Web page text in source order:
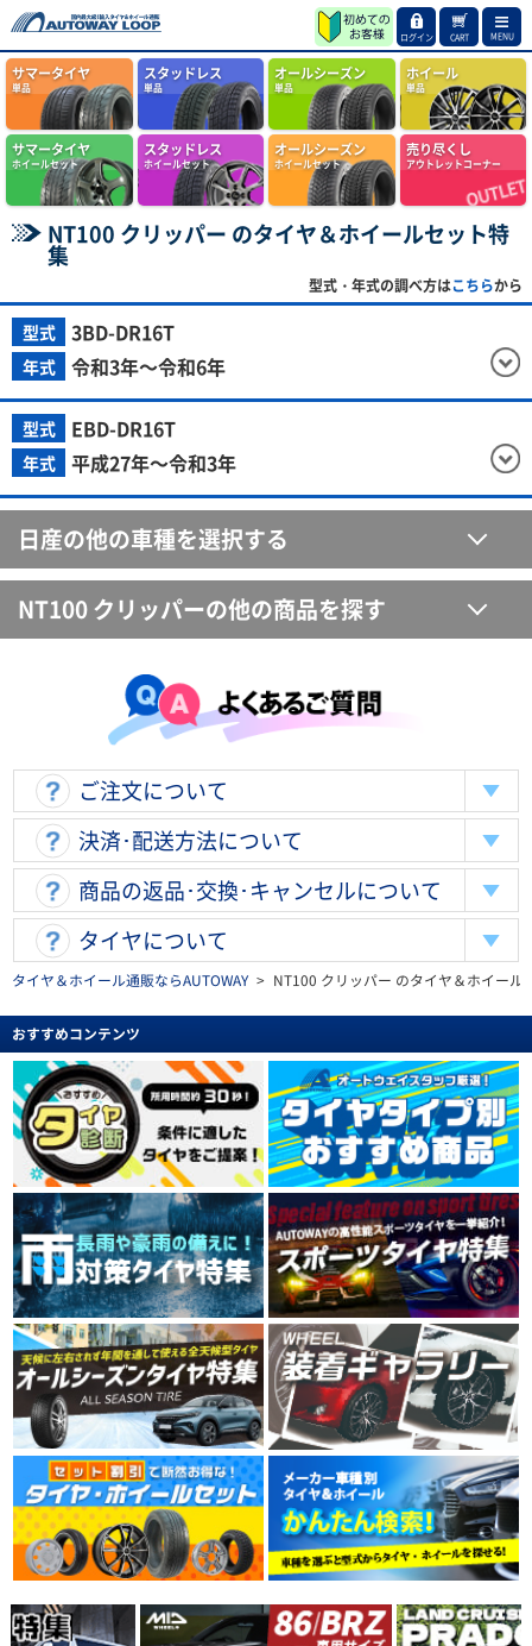
ログイン CART MENU
サマータイヤ
単品
スタッドレス
単品
オールシーズン
単品
ホイール
単品
サマータイヤ
ホイールセット
スタッドレス
ホイールセット
オールシーズン
ホイールセット
売り尽くし
アウトレットコーナー
NT100 クリッパー のタイヤ＆ホイールセット特
集
型式・年式の調べ方はこちらから
型式 3BD-DR16T
年式 令和3年～令和6年
型式 EBD-DR16T
年式 平成27年～令和3年
日産の他の車種を選択する
NT100 クリッパーの他の商品を探す
ご注文について
決済･配送方法について
商品の返品･交換･キャンセルについて
タイヤについて
タイヤ＆ホイール通販ならAUTOWAY > NT100 クリッパー のタイヤ＆ホイール
おすすめコンテンツ